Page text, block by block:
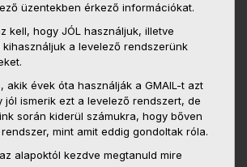
üzentekben érkező információkat.
kell, hogy JÓL használjuk, illetve
a levelező rendszerünk
akik évek óta használják a GMAIL-t azt
jól ismerik ezt a levelező rendszert, de
során kiderül számukra, hogy bőven
mint amit eddig gondoltak róla.
alapoktól kezdve megtanuld mire